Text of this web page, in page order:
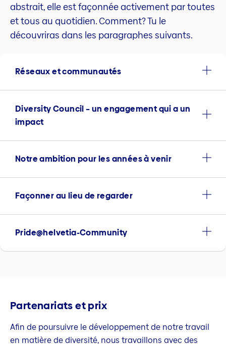
abstrait, elle est façonnée activement par toutes
et tous au quotidien. Comment? Tu le
découvriras dans les paragraphes suivants.
Réseaux et communautés
Diversity Council – un engagement qui a un
impact
Notre ambition pour les années à venir
Façonner au lieu de regarder
Pride@helvetia-Community
Partenariats et prix
Afin de poursuivre le développement de notre travail
en matière de diversité, nous travaillons avec des